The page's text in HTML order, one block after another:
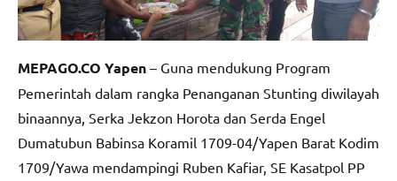
MEPAGO.CO Yapen – Guna mendukung Program
Pemerintah dalam rangka Penanganan Stunting diwilayah
binaannya, Serka Jekzon Horota dan Serda Engel
Dumatubun Babinsa Koramil 1709-04/Yapen Barat Kodim
1709/Yawa mendampingi Ruben Kafiar, SE Kasatpol PP